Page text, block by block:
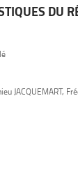
DU
JACQUEMART,